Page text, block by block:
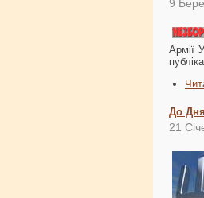
9
Армії
До Дня
21